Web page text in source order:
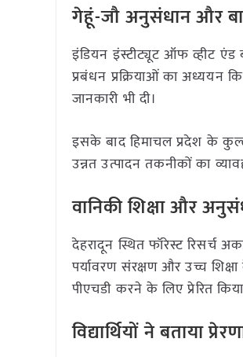
गेहूं-जौ अनुसंधान और
इंडियन इंस्टीट्यूट ऑफ व्हीट एंड
प्रबंधन प्रक्रियाओं का अध्ययन
जानकारी भी दी।
इसके बाद हिमाचल प्रदेश के कुल्लू
उन्नत उत्पादन तकनीकों का
वानिकी शिक्षा और
देहरादून स्थित फॉरेस्ट रिसर्च
पर्यावरण संरक्षण और उच्च
पीएचडी करने के लिए प्रेरित
विद्यार्थियों ने बताया